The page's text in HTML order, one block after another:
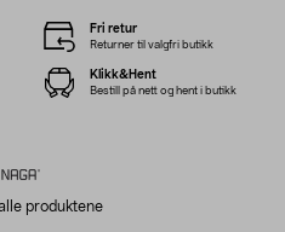
produktene
Fri retur
Returner til valgfri butikk
Klikk&Hent
Bestill på nett og hent i butikk